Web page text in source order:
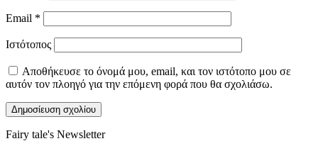
Email *
Ιστότοπος
Αποθήκευσε το όνομά μου, email, και τον ιστότοπο μου σε
αυτόν τον πλοηγό για την επόμενη φορά που θα σχολιάσω.
Fairy tale's Newsletter